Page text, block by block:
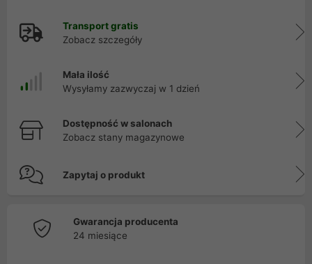
Transport gratis
Zobacz szczegóły
Mała ilość
Wysyłamy zazwyczaj w 1 dzień
Dostępność w salonach
Zobacz stany magazynowe
Zapytaj o produkt
Gwarancja producenta
24 miesiące